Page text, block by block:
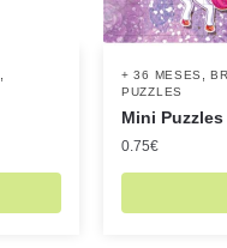
+ 36 MESES ,
PUZZLES
Mini
0.75€